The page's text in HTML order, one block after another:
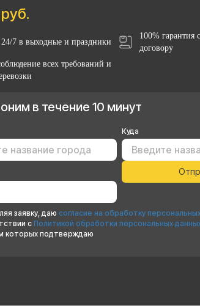
24/7 в выходные и праздники
100% гарантия
договору
всех требований и
в течение 10 минут
Куда
заявку, даю согласие на обработку
сПолитикой обработки персональных
которых подтверждаю